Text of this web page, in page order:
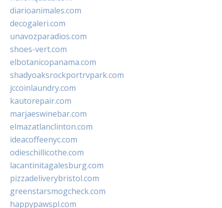
diarioanimales.com
decogaleri.com
unavozparadios.com
shoes-vert.com
elbotanicopanama.com
shadyoaksrockportrvpark.com
jccoinlaundry.com
kautorepair.com
marjaeswinebar.com
elmazatlanclinton.com
ideacoffeenyc.com
odieschillicothe.com
lacantinitagalesburg.com
pizzadeliverybristol.com
greenstarsmogcheck.com
happypawspl.com